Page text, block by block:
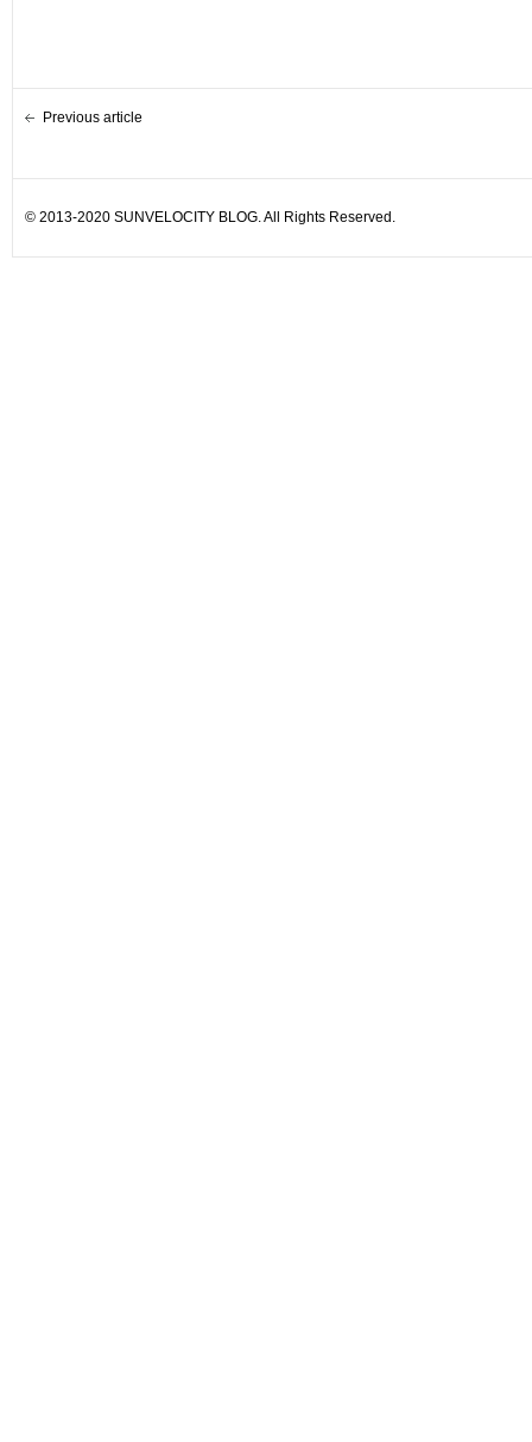
Previous article
© 2013-2020 SUNVELOCITY BLOG. All Rights Reserved.